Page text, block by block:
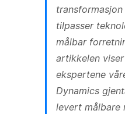
tilpasser
målbar
artikkelen
ekspertene
Dynamics
levert målbare